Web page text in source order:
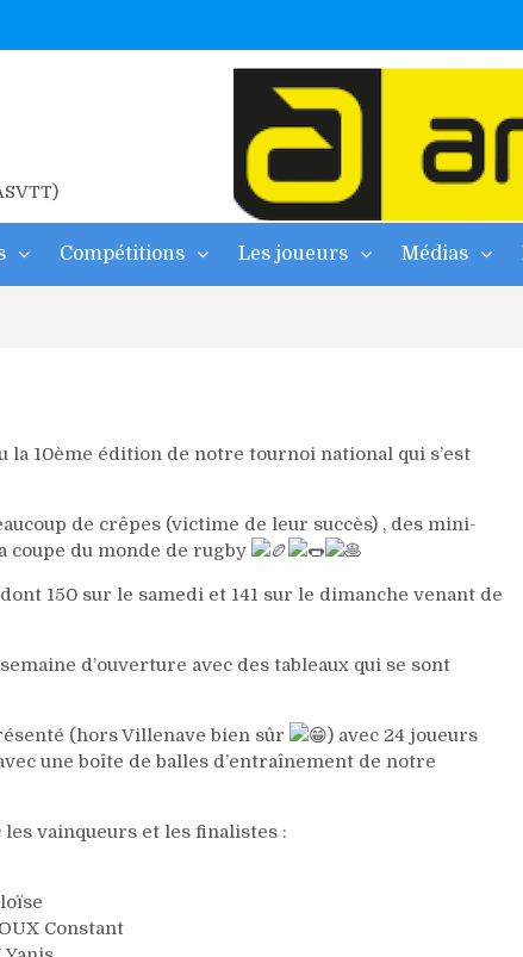
Compétitions Les joueurs Médias
la 10ème édition de notre tournoi national qui s’est
de crêpes (victime de leur succès) , des mini-
coupe du monde de rugby
150 sur le samedi et 141 sur le dimanche venant de
d’ouverture avec des tableaux qui se sont
(hors Villenave bien sûr
) avec 24 joueurs
une boîte de balles d’entraînement de notre
les vainqueurs et les finalistes :
Constant